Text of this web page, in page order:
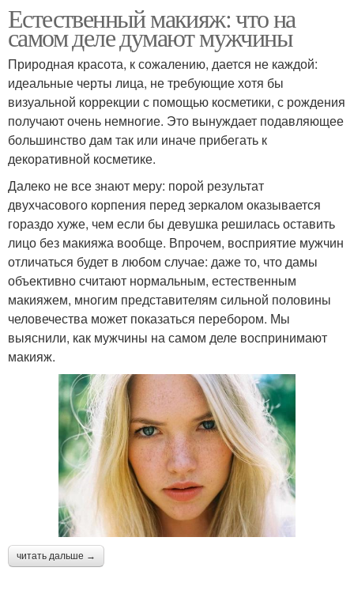
Естественный макияж: что на
самом деле думают мужчины
Природная красота, к сожалению, дается не каждой:
идеальные черты лица, не требующие хотя бы
визуальной коррекции с помощью косметики, с рождения
получают очень немногие. Это вынуждает подавляющее
большинство дам так или иначе прибегать к
декоративной косметике.
Далеко не все знают меру: порой результат
двухчасового корпения перед зеркалом оказывается
гораздо хуже, чем если бы девушка решилась оставить
лицо без макияжа вообще. Впрочем, восприятие мужчин
отличаться будет в любом случае: даже то, что дамы
объективно считают нормальным, естественным
макияжем, многим представителям сильной половины
человечества может показаться перебором. Мы
выяснили, как мужчины на самом деле воспринимают
макияж.
читать дальше →